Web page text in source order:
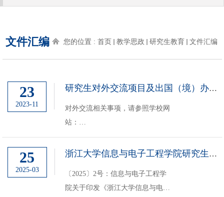
文件汇编 您的位置 : 首页 教学思政 研究生教育 文件汇编
23
2023-11
研究生对外交流项目及出国（境）办理流程（新系统上线后更新）
对外交流相关事项，请参照学校网
站：
https://yjsybg.zju.edu.cn/ygcgwjw/list.htm
常用相关流程具体通知如下：
江大学研究生因公出国或赴港澳台
申请手续办理流程（20260123》：
25
2025-03
浙江大学信息与电子工程学院研究生学位申请实施细则
〔2025〕2号：信息与电子工程学
院关于印发《浙江大学信息与电子